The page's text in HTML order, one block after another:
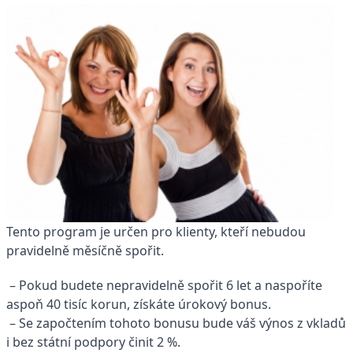
Tento program je určen pro klienty, kteří nebudou
pravidelně měsíčně spořit.
– Pokud budete nepravidelně spořit 6 let a naspoříte
aspoň 40 tisíc korun, získáte úrokový bonus.
– Se započtením tohoto bonusu bude váš výnos z vkladů
i bez státní podpory činit 2 %.